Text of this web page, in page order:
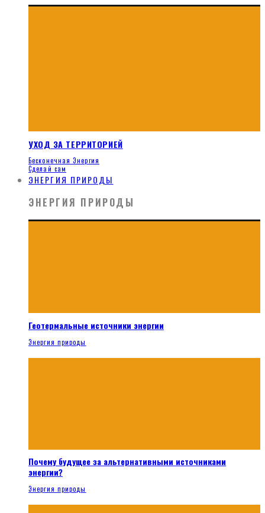
УХОД ЗА ТЕРРИТОРИЕЙ
Бесконечная Энергия
Сделай сам
ЭНЕРГИЯ ПРИРОДЫ
ЭНЕРГИЯ ПРИРОДЫ
Геотермальные источники энергии
Энергия природы
Почему будущее за альтернативными источниками
энергии?
Энергия природы